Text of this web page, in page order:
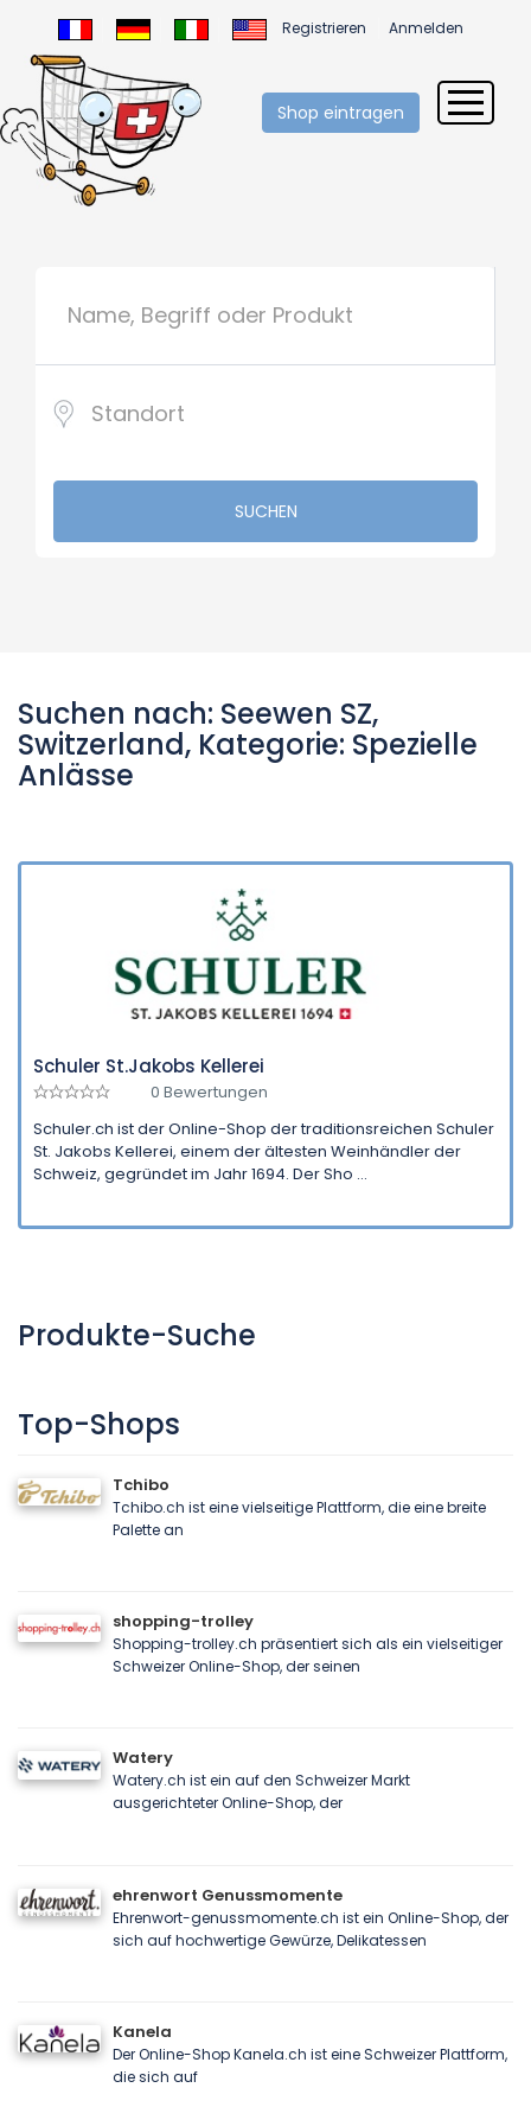
Registrieren Anmelden
Shop eintragen
SUCHEN
Suchen nach: Seewen SZ,
Switzerland, Kategorie: Spezielle
Anlässe
Schuler St.Jakobs Kellerei
0 Bewertungen
Schuler.ch ist der Online-Shop der traditionsreichen Schuler
St. Jakobs Kellerei, einem der ältesten Weinhändler der
Schweiz, gegründet im Jahr 1694. Der Sho ...
Produkte-Suche
Top-Shops
Tchibo
Tchibo.ch ist eine vielseitige Plattform, die eine breite
Palette an
shopping-trolley
Shopping-trolley.ch präsentiert sich als ein vielseitiger
Schweizer Online-Shop, der seinen
Watery
Watery.ch ist ein auf den Schweizer Markt
ausgerichteter Online-Shop, der
ehrenwort Genussmomente
Ehrenwort-genussmomente.ch ist ein Online-Shop, der
sich auf hochwertige Gewürze, Delikatessen
Kanela
Der Online-Shop Kanela.ch ist eine Schweizer Plattform,
die sich auf